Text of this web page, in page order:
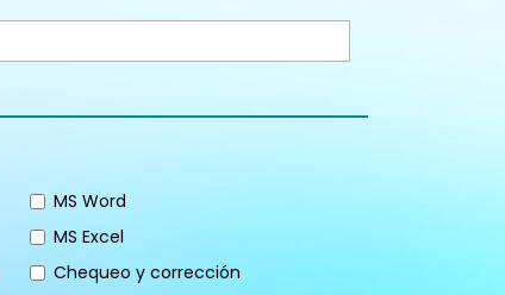
MS Word
MS Excel
Chequeo y corrección